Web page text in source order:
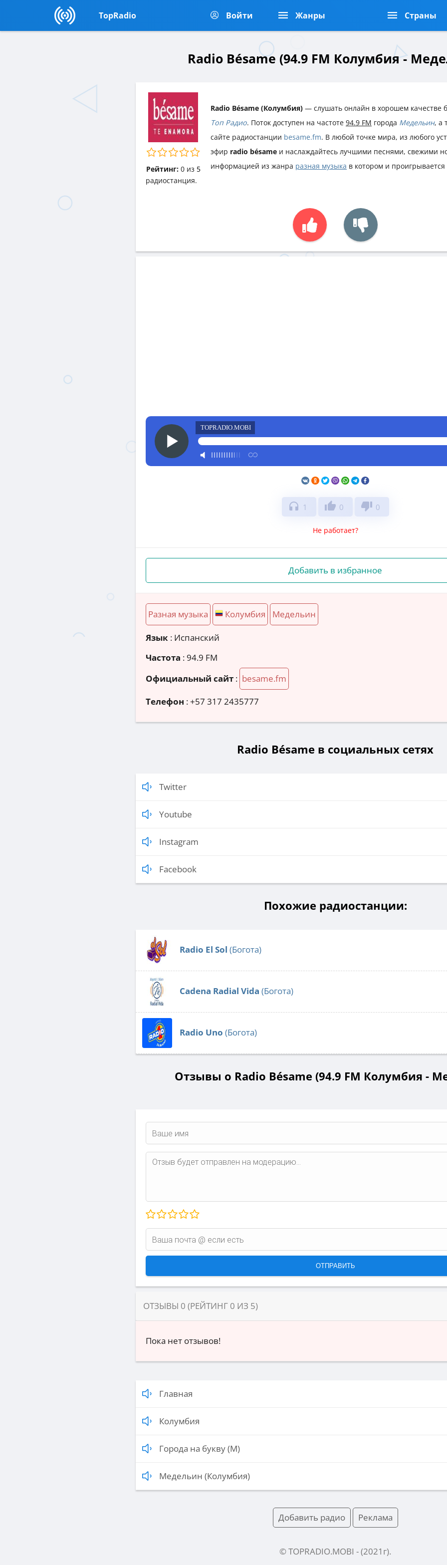
TopRadio Войти Жанры Страны
Radio Bésame (94.9 FM Колумбия -
Рейтинг: 0из 5
Radio Bésame (Колумбия) — слушать онлайн в хорошем качестве
Топ Радио. Поток доступен на частоте 94.9 FM города Медельин, а
сайте радиостанции besame.fm. В любой точке мира, из любого
эфир radio bésame и наслаждайтесь лучшими песнями, свежими
информацией из жанра разная музыка в котором и
радиостанция.
TOPRADIO.MOBI
headphones 1 thumb_up 0 thumb_down 0
Не работает?
Добавить в избранное
Разная музыка Колумбия Медельин
Язык : Испанский
Частота : 94.9 FM
Официальный сайт : besame.fm
Телефон :+57 317 2435777
Radio Bésame в социальных сетях
Twitter
Youtube
Instagram
Facebook
Похожие радиостанции:
Radio El Sol (Богота)
Cadena Radial Vida (Богота)
Radio Uno (Богота)
Отзывы о Radio Bésame (94.9 FM Колумбия -
ОТЗЫВЫ 0 (РЕЙТИНГ 0 ИЗ 5)
Пока нет отзывов!
Главная
Колумбия
Города на букву (М)
Медельин (Колумбия)
Добавить радио Реклама
© TOPRADIO.MOBI - (2021 г).